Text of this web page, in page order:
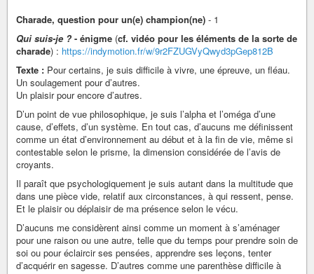
Charade, question pour un(e) champion(ne) - 1
Qui suis-je ? - énigme (cf. vidéo pour les éléments de la sorte de
charade) : https://indymotion.fr/w/9r2FZUGVyQwyd3pGep812B
Texte : Pour certains, je suis difficile à vivre, une épreuve, un fléau.
Un soulagement pour d’autres.
Un plaisir pour encore d’autres.
D’un point de vue philosophique, je suis l’alpha et l’oméga d’une
cause, d’effets, d’un système. En tout cas, d’aucuns me définissent
comme un état d’environnement au début et à la fin de vie, même si
contestable selon le prisme, la dimension considérée de l’avis de
croyants.
Il paraît que psychologiquement je suis autant dans la multitude que
dans une pièce vide, relatif aux circonstances, à qui ressent, pense.
Et le plaisir ou déplaisir de ma présence selon le vécu.
D’aucuns me considèrent ainsi comme un moment à s’aménager
pour une raison ou une autre, telle que du temps pour prendre soin de
soi ou pour éclaircir ses pensées, apprendre ses leçons, tenter
d’acquérir en sagesse. D’autres comme une parenthèse difficile à